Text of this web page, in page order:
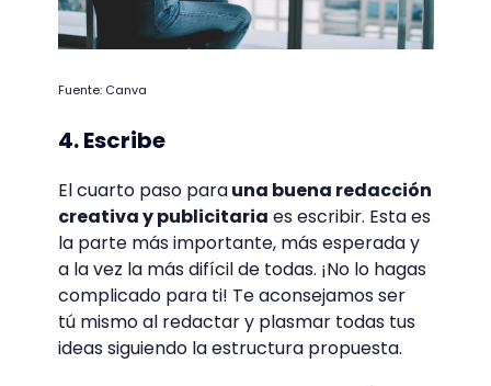
Fuente: Canva
4. Escribe
El cuarto paso parauna buena redacción
creativa y publicitaria es escribir. Esta es
la parte más importante, más esperada y
a la vez la más difícil de todas. ¡No lo hagas
complicado para ti! Te aconsejamos ser
tú mismo al redactar y plasmar todas tus
ideas siguiendo la estructura propuesta.